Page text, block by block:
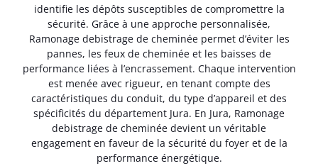
identifie les dépôts susceptibles de compromettre la
sécurité. Grâce à une approche personnalisée,
Ramonage debistrage de cheminée permet d’éviter les
pannes, les feux de cheminée et les baisses de
performance liées à l’encrassement. Chaque intervention
est menée avec rigueur, en tenant compte des
caractéristiques du conduit, du type d’appareil et des
spécificités du département Jura. En Jura, Ramonage
debistrage de cheminée devient un véritable
engagement en faveur de la sécurité du foyer et de la
performance énergétique.